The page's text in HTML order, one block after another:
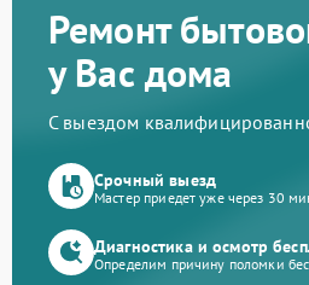
Ремонт
у Вас дома
С выездом
Срочный выезд
Мастер приедет уже через 30
Диагностика и осмотр
Определим причину поломки